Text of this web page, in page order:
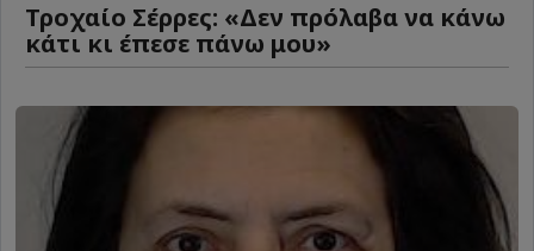
Τροχαίο Σέρρες: «Δεν πρόλαβα να κάνω
κάτι κι έπεσε πάνω μου»